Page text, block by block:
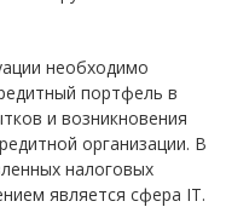
необходимо
портфель в
и возникновения
организации. В
налоговых
является сфера IT.